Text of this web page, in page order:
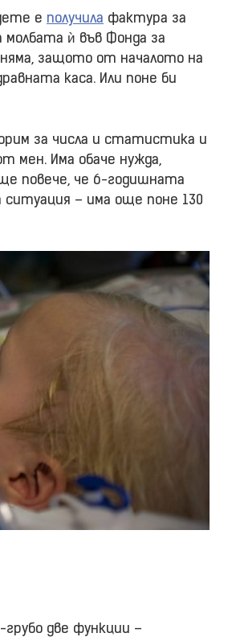
е получила фактура за
молбата ѝ във Фонда за
защото от началото на
каса. Или поне би
за числа и статистика и
мен. Има обаче нужда,
повече, че 6-годишната
– има още поне 130
две функции –